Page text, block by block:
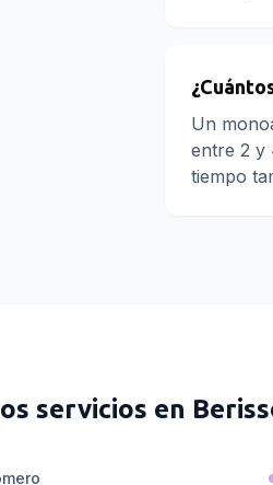
Un
entre 2 y
tiempo
servicios en